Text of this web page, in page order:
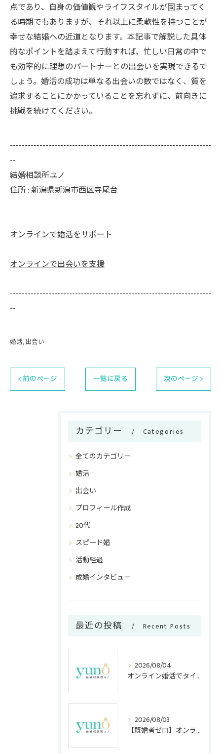
点であり、自身の価値観やライフスタイルが固まってく
る時期でもありますが、それ以上に柔軟性を持つことが
幸せな結婚への近道となります。本記事で解説した具体
的なポイントを踏まえて行動すれば、忙しい日常の中で
も効率的に理想のパートナーとの出会いを実現できるで
しょう。婚活の成功は単なる出会いの数ではなく、質を
追求することにかかっていることを忘れずに、前向きに
挑戦を続けてください。
--------------------------------------------------------------------
--
結婚相談所ユノ
住所 : 新潟県新潟市西区寺尾台
オンラインで婚活をサポート
オンラインで出会いを支援
--------------------------------------------------------------------
--
婚活 出会い
< 前のページ 一覧に戻る 次のページ >
カテゴリー Categories
全てのカテゴリー
婚活
出会い
プロフィール作成
20代
スピード婚
活動経過
成婚インタビュー
最近の投稿 Recent Posts
2026/08/04
オンライン婚活でタイパ重視のメリット
2026/08/03
【既婚者ゼロ】オンライン結婚相談所の「独身証明書」活用法！アプリ・店舗型との安全度＆コスト比較